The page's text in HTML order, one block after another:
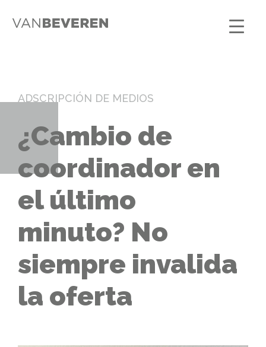
ADSCRIPCIÓN DE MEDIOS
¿Cambio de
coordinador en
el último
minuto? No
siempre invalida
la oferta